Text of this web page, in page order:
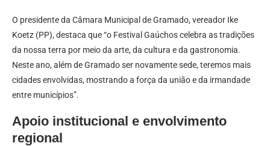
O presidente da Câmara Municipal de Gramado, vereador Ike
Koetz (PP), destaca que “o Festival Gaúchos celebra as tradições
da nossa terra por meio da arte, da cultura e da gastronomia.
Neste ano, além de Gramado ser novamente sede, teremos mais
cidades envolvidas, mostrando a força da união e da irmandade
entre municípios”.
Apoio institucional e envolvimento
regional